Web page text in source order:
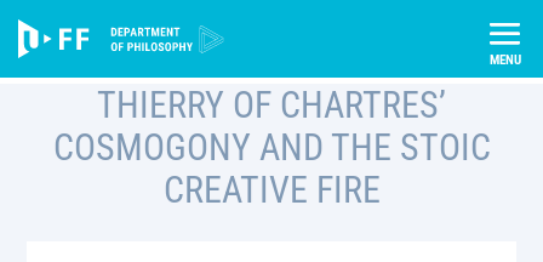
content
Semináře
Thierry of Chartres’ Cosmogony and the Stoic Creative Fire
THIERRY OF CHARTRES’
COSMOGONY AND THE STOIC
CREATIVE FIRE